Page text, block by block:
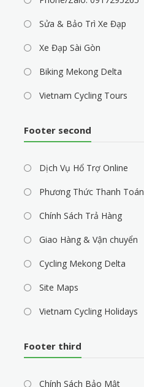
Sửa & Bảo Trì Xe Đạp
Xe Đạp Sài Gòn
Biking Mekong Delta
Vietnam Cycling Tours
Footer second
Dịch Vụ Hổ Trợ Online
Phương Thức Thanh Toán
Chính Sách Trả Hàng
Giao Hàng & Vận chuyển
Cycling Mekong Delta
Site Maps
Vietnam Cycling Holidays
Footer third
Chính Sách Bảo Mật